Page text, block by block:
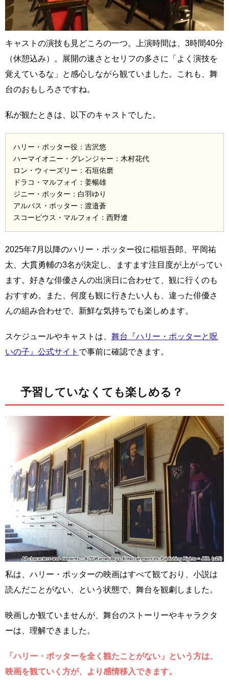
キャストの演技も見どころの一つ。上演時間は、3時間40分
（休憩込み）。展開の速さとセリフの多さに「よく演技を
覚えているな」と感心しながら観ていました。これも、舞
台のおもしろさですね。
私が観たときは、以下のキャストでした。
ハリー・ポッター役：吉沢悠
ハーマイオニー・グレンジャー：木村花代
ロン・ウィーズリー：石垣佑磨
ドラコ・マルフォイ：姜暢雄
ジニー・ポッター：白羽ゆり
アルバス・ポッター：渡邉蒼
スコーピウス・マルフォイ：西野遼
2025年7月以降のハリー・ポッター役に稲垣吾郎、平岡祐
太、大貫勇輔の3名が決定し、ますます注目度が上がってい
ます。好きな俳優さんの出演日に合わせて、観に行くのも
おすすめ。また、何度も観に行きたい人も、違った俳優さ
んの組み合わせで、新鮮な気持ちでも楽しめます。
スケジュールやキャストは、 舞台『ハリー・ポッターと呪
いの子』公式サイト で事前に確認できます。
予習していなくても楽しめる？
私は、ハリー・ポッターの映画はすべて観ており、小説は
読んだことがない、という状態で、舞台を観劇しました。
映画しか観ていませんが、舞台のストーリーやキャラクタ
ーは、理解できました。
「ハリー・ポッターを全く観たことがない」という方は、
映画を観ていく方が、より感情移入できます。